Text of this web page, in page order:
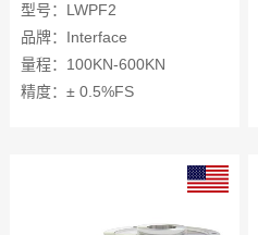
型号：LWPF2
品牌：Interface
量程：100KN-600KN
精度：± 0.5%FS